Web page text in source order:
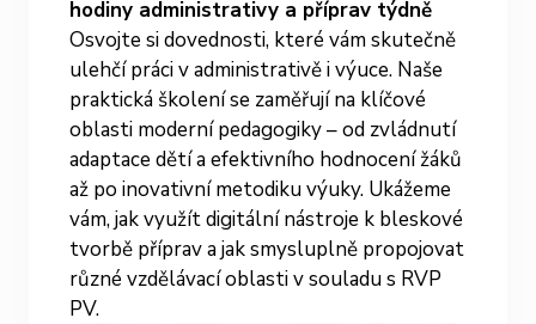
hodiny administrativy a příprav týdně
Osvojte si dovednosti, které vám skutečně
ulehčí práci v administrativě i výuce. Naše
praktická školení se zaměřují na klíčové
oblasti moderní pedagogiky – od zvládnutí
adaptace dětí a efektivního hodnocení žáků
až po inovativní metodiku výuky. Ukážeme
vám, jak využít digitální nástroje k bleskové
tvorbě příprav a jak smysluplně propojovat
různé vzdělávací oblasti v souladu s RVP
PV.